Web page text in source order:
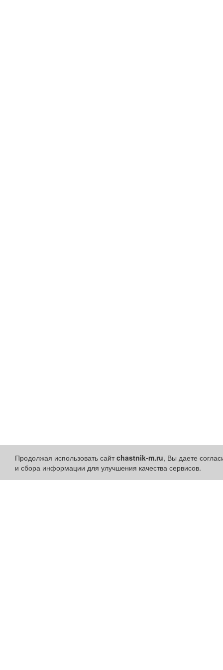
Продолжая использовать сайтchastnik-m.ru, Вы даете
и сбора информации для улучшения качества сервисов.